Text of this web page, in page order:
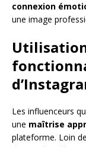
connexion
une image
Les influenceurs
une maîtrise
plateforme. Loin